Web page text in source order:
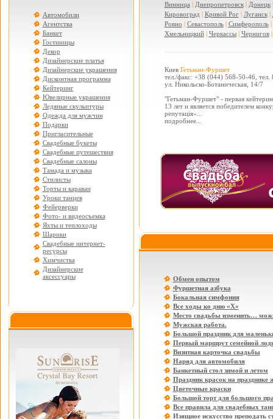
Автомобили
Агентства
Банкет
Гостиницы
Декор
Дизайнерские платья
Дизайнерские украшения
Дисконтная программа
Кейтеринг
Ювелирные украшения
Ледяные скульптуры
Одежда для мужчин
Подарки
Пригласительные
Свадебные букеты
Свадебные путешествия
Свадебные салоны
Тамада и музыка
Стилисты
Торты и караваи
Уроки танцев
Фейерверки
Фото- и видеосъемка
Яхты и теплоходы
Шарики
Свадебные интернет-
ресурсы
Химчистка
Дизайнерские
аксессуары
Винница | Днепропетровск| Донецк
Кировоград | Кривой Рог| Луганск|
Ровно | Севастополь| Симферополь|
Хмельницкий| Черкассы| Чернигов
Киев Гетьман-Фуршет
тел./факс: +38 (044) 568-50-46,
ул. Никольско-Ботаническая, 14/7
"Гетьман-Фуршет" - первая
13 лет и является победителем
репутація»...
подробнее...
Обмен опытом
Фуршетная азбука
Бокальная симфония
Все ходы ко дню «Х»
Место свадьбы изменить…
Мужская работа.
Большой праздник для
Первый маршрут семейной
Визитная карточка свадьбы
Наряд для автомобиля
Банкетный стол зимой и летом
Праздник красок на празднике
Цветочные краски
Большой торт для большого
Все правила для свадебных
Изящное искусство преподать